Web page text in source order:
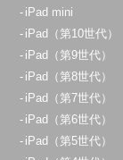
iPad mini
iPad（第10世代）
iPad（第9世代）
iPad（第8世代）
iPad（第7世代）
iPad（第6世代）
iPad（第5世代）